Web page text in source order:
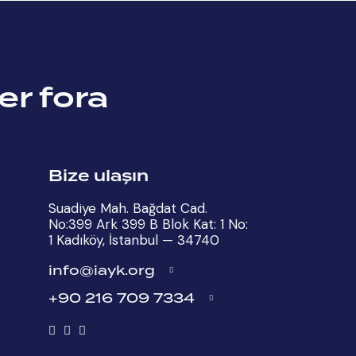
fora
Bize ulaşın
Suadiye Mah. Bağdat Cad.
No:399 Ark 399 B Blok Kat: 1 No:
1 Kadıköy, İstanbul — 34740
info@iayk.org
+90 216 709 7334